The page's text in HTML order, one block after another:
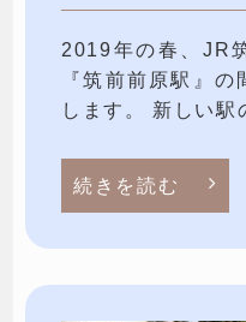
2019年の春、JR
『筑前前原駅』
します。 新しい
続きを読む